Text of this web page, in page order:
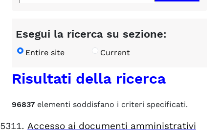
Esegui la ricerca su sezione:
Entire site Current
Risultati della ricerca
96837 elementi soddisfano i criteri specificati.
Accesso ai documenti amministrativi